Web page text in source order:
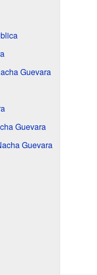
Guevara
Guevara
Guevara